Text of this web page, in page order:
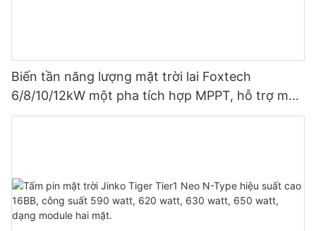
Biến tần năng lượng mặt trời lai Foxtech
6/8/10/12kW một pha tích hợp MPPT, hỗ trợ mắc
song song 9 thiết bị cho hệ thống quang điện.